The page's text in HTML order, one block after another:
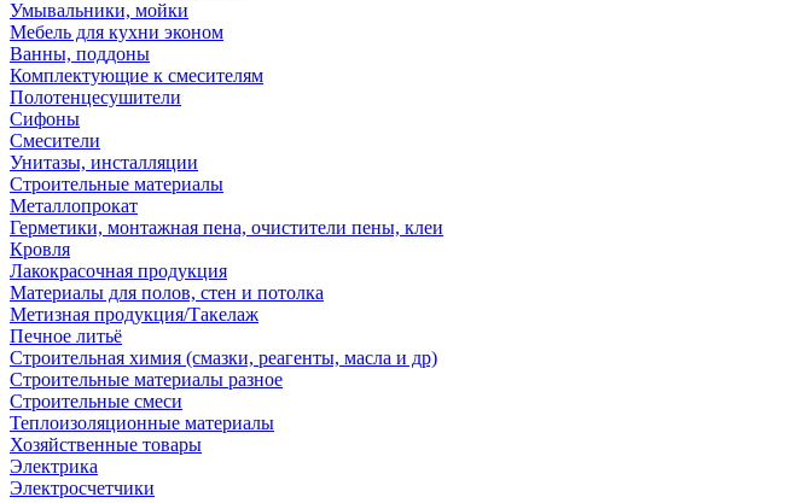
Умывальники, мойки
Мебель для кухни эконом
Ванны, поддоны
Комплектующие к смесителям
Полотенцесушители
Сифоны
Смесители
Унитазы, инсталляции
Строительные материалы
Металлопрокат
Герметики, монтажная пена, очистители пены, клеи
Кровля
Лакокрасочная продукция
Материалы для полов, стен и потолка
Метизная продукция/Такелаж
Печное литьё
Строительная химия (смазки, реагенты, масла и др)
Строительные материалы разное
Строительные смеси
Теплоизоляционные материалы
Хозяйственные товары
Электрика
Электросчетчики